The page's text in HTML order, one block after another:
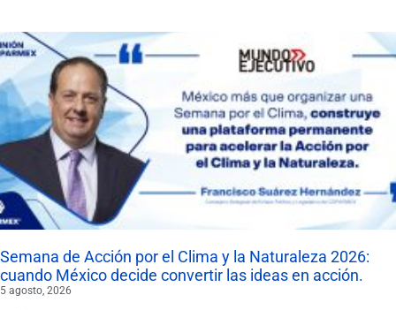
Semana de Acción por el Clima y la Naturaleza 2026:
cuando México decide convertir las ideas en acción.
5 agosto, 2026